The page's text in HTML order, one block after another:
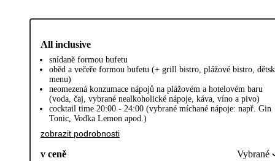
All inclusive
snídaně formou bufetu
oběd a večeře formou bufetu (+ grill bistro, plážové bistro,
menu)
neomezená konzumace nápojů na plážovém a hotelovém baru
(voda, čaj, vybrané nealkoholické nápoje, káva, víno a pivo)
cocktail time 20:00 - 24:00 (vybrané míchané nápoje: např. Gin
Tonic, Vodka Lemon apod.)
zobrazit podrobnosti
v ceně Vybrané